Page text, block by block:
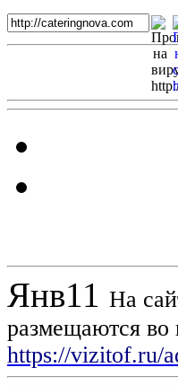
Янв11 На
размещаются во
https://vizitof.ru/